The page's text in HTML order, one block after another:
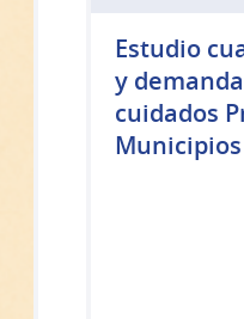
Estudio
y
cuidados